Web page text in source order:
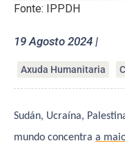
Fonte: IPPDH
19 Agosto 2024 |
Axuda Humanitaria
Sudán, Ucraína,
mundo concentra a